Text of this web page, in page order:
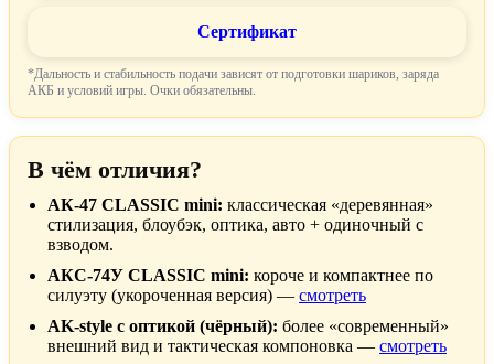
Сертификат
*Дальность и стабильность подачи зависят от подготовки шариков, заряда
АКБ и условий игры. Очки обязательны.
В чём отличия?
АК-47 CLASSIC mini: классическая «деревянная»
стилизация, блоубэк, оптика, авто + одиночный с
взводом.
АКС-74У CLASSIC mini: короче и компактнее по
силуэту (укороченная версия) — смотреть
AK-style с оптикой (чёрный): более «современный»
внешний вид и тактическая компоновка — смотреть